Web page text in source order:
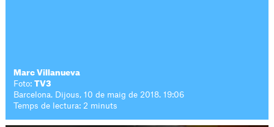
Marc Villanueva
Foto:TV3
Barcelona. Dijous, 10 de maig de 2018. 19:06
Temps de lectura: 2 minuts